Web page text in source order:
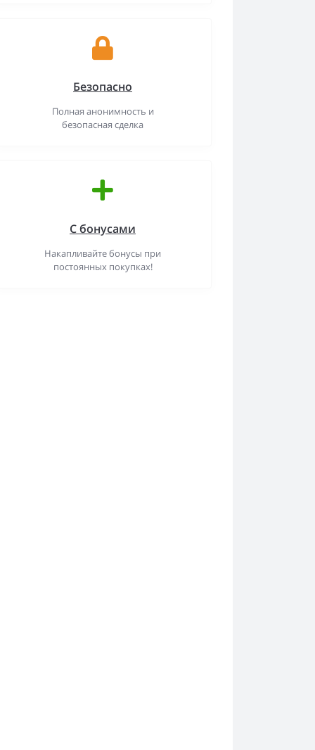
Безопасно
Полная анонимность и
безопасная сделка
С бонусами
Накапливайте бонусы при
постоянных покупках!